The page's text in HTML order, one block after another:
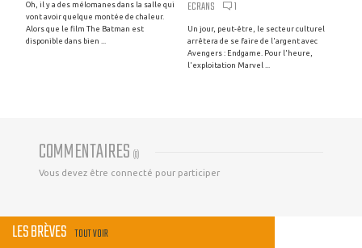
Oh, il y a des mélomanes dans la salle qui
vont avoir quelque montée de chaleur.
Alors que le film The Batman est
disponible dans bien ...
ECRANS 1
Un jour, peut-être, le secteur culturel
arrêtera de se faire de l'argent avec
Avengers : Endgame. Pour l'heure,
l'exploitation Marvel ...
COMMENTAIRES (0)
Vous devez être connecté pour participer
LES BRÈVES TOUT VOIR